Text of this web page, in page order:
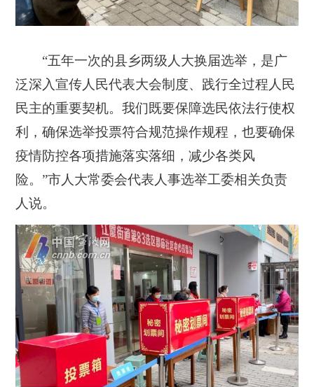
“五年一次的县乡两级人大换届选举，是广
泛深入宣传人民代表大会制度、践行全过程人民
民主的重要契机。我们既要保障选民依法行使权
利，确保选举投票符合规范操作规程，也要确保
疫情防控各项措施落实落细，减少各类风
险。”市人大常委会代表人事选举工委相关负责
人说。